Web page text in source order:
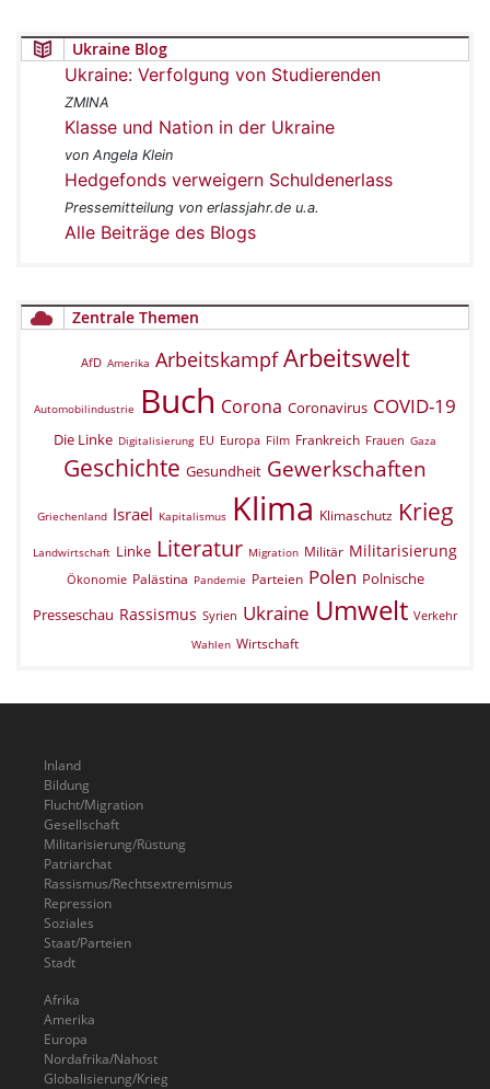
Ukraine Blog
Ukraine: Verfolgung von Studierenden
ZMINA
Klasse und Nation in der Ukraine
von Angela Klein
Hedgefonds verweigern Schuldenerlass
Pressemitteilung von erlassjahr.de u.a.
Alle Beiträge des Blogs
Zentrale Themen
AfD Amerika Arbeitskampf Arbeitswelt
Automobilindustrie Buch Corona Coronavirus COVID-19
Die Linke Digitalisierung EU Europa Film Frankreich Frauen Gaza
Geschichte Gesundheit Gewerkschaften
Griechenland Israel Kapitalismus Klima Klimaschutz Krieg
Landwirtschaft Linke Literatur Migration Militär Militarisierung
Ökonomie Palästina Pandemie Parteien Polen Polnische
Presseschau Rassismus Syrien Ukraine Umwelt Verkehr
Wahlen Wirtschaft
Inland
Bildung
Flucht/Migration
Gesellschaft
Militarisierung/Rüstung
Patriarchat
Rassismus/Rechtsextremismus
Repression
Soziales
Staat/Parteien
Stadt
Afrika
Amerika
Europa
Nordafrika/Nahost
Globalisierung/Krieg